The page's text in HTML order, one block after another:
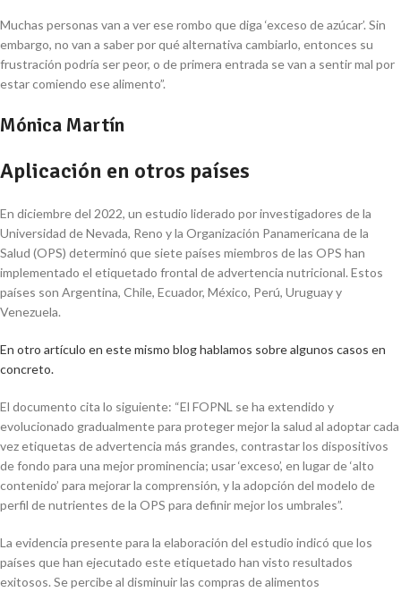
Muchas personas van a ver ese rombo que diga ‘exceso de azúcar’. Sin
embargo, no van a saber por qué alternativa cambiarlo, entonces su
frustración podría ser peor, o de primera entrada se van a sentir mal por
estar comiendo ese alimento”.
Mónica Martín
Aplicación en otros países
En diciembre del 2022, un estudio liderado por investigadores de la
Universidad de Nevada, Reno y la Organización Panamericana de la
Salud (OPS) determinó que siete países miembros de las OPS han
implementado el etiquetado frontal de advertencia nutricional. Estos
países son Argentina, Chile, Ecuador, México, Perú, Uruguay y
Venezuela.
En otro artículo en este mismo blog hablamos sobre algunos casos en
concreto.
El documento cita lo siguiente: “El FOPNL se ha extendido y
evolucionado gradualmente para proteger mejor la salud al adoptar cada
vez etiquetas de advertencia más grandes, contrastar los dispositivos
de fondo para una mejor prominencia; usar ‘exceso’, en lugar de ‘alto
contenido’ para mejorar la comprensión, y la adopción del modelo de
perfil de nutrientes de la OPS para definir mejor los umbrales”.
La evidencia presente para la elaboración del estudio indicó que los
países que han ejecutado este etiquetado han visto resultados
exitosos. Se percibe al disminuir las compras de alimentos